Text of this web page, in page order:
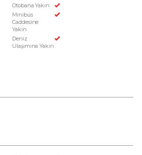
Otobana Yakın
Minibüs
Caddesine
Yakin
Deniz
Ulaşımına Yakın